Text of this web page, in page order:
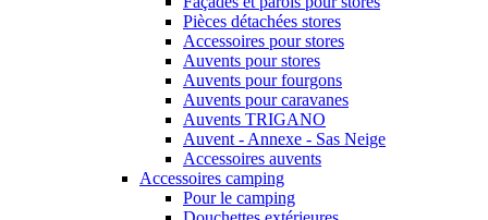
Pièces détachées stores
Accessoires pour stores
Auvents pour stores
Auvents pour fourgons
Auvents pour caravanes
Auvents TRIGANO
Auvent - Annexe - Sas Neige
Accessoires auvents
Accessoires camping
Pour le camping